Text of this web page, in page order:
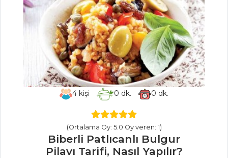
Deniz mahsüllü
enginar Tarifi, Nasıl
Yapılır?
Safran Soslu
Lagos Balığı Tarifi,
Nasıl Yapılır?
Sahanda
Nasıl Yapılır?
Balık Yemekleri
4kişi 0 dk. 0 dk.
(Ortalama Oy: 5.0 Oy veren: 1)
Biberli Patlıcanlı Bulgur
Pilavı Tarifi, Nasıl Yapılır?